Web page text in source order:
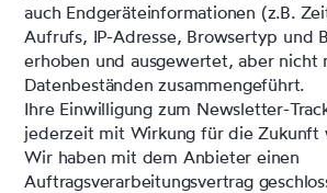
auch Endgeräteinformationen (z.B.
Aufrufs, IP-Adresse, Browsertyp und
erhoben und ausgewertet, aber nicht
Datenbeständen zusammengeführt.
Ihre Einwilligung zum Newsletter-
jederzeit mit Wirkung für die Zukunft
Wir haben mit dem Anbieter einen
Auftragsverarbeitungsvertrag